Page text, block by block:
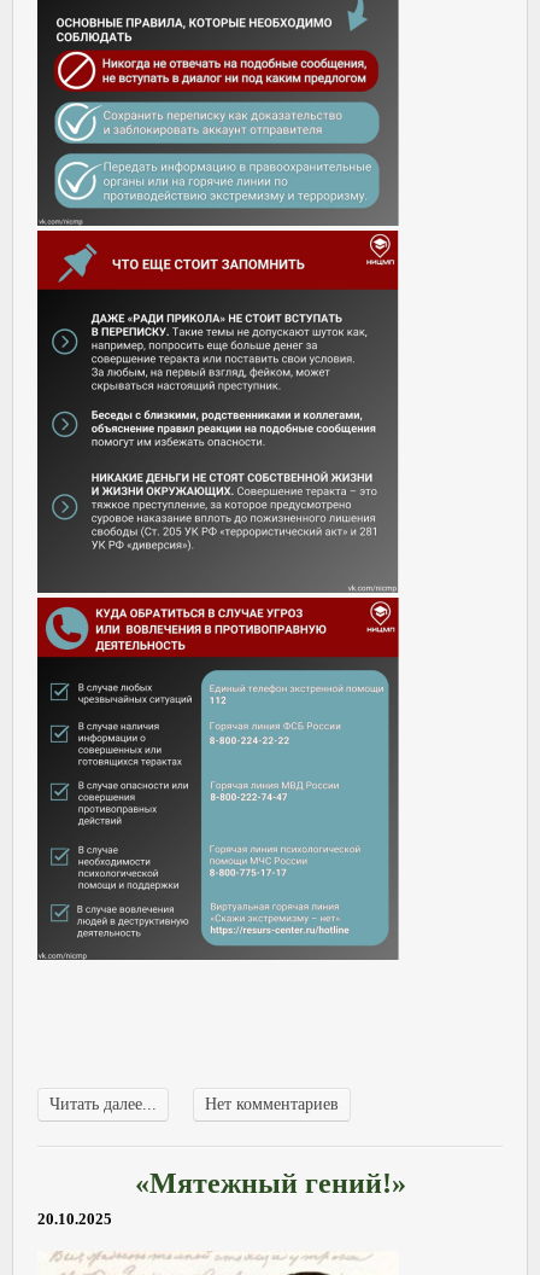
Читать далее... Нет комментариев
«Мятежный гений!»
20.10.2025